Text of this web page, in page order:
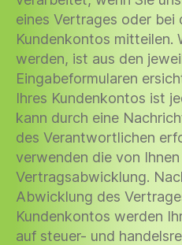
eines Vertrages oder bei
Kundenkontos mitteilen.
werden, ist aus den
Eingabeformularen
Ihres Kundenkontos ist
kann durch eine
des Verantwortlichen
verwenden die von
Vertragsabwicklung.
Abwicklung des
Kundenkontos werden
auf steuer- und